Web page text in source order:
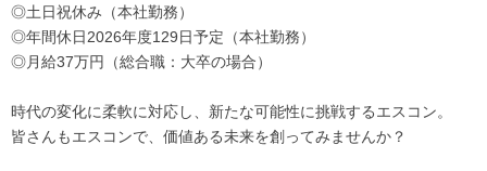
◎土日祝休み（本社勤務）
◎年間休日2026年度129日予定（本社勤務）
◎月給37万円（総合職：大卒の場合）
時代の変化に柔軟に対応し、新たな可能性に挑戦するエスコン。
皆さんもエスコンで、価値ある未来を創ってみませんか？